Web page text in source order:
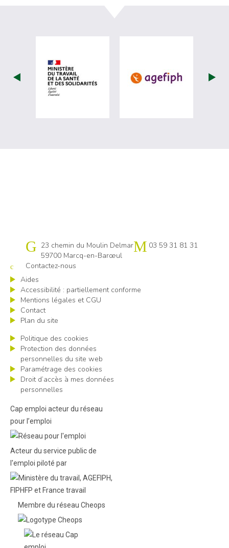
visiter les site de Ministère du travail
visiter les
Cap emploi 59 Lille
23 chemin du Moulin Delmar
59700 Marcq-en-Barœul
03 59 31 81 31
Contactez-nous
Aides
Accessibilité : partiellement conforme
Mentions légales et CGU
Contact
Plan du site
Politique des cookies
Protection des données
personnelles du site web
Paramétrage des cookies
Droit d’accès à mes données
personnelles
Cap emploi acteur du réseau
pour l’emploi
Acteur du service public de
l'emploi piloté par
Membre du réseau Cheops